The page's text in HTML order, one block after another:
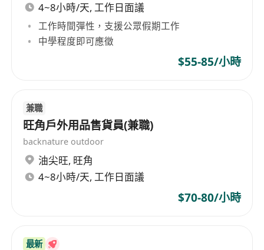
4~8小時/天, 工作日面議
工作時間彈性，支援公眾假期工作
中學程度即可應徵
$55-85/小時
兼職
旺角戶外用品售貨員(兼職)
backnature outdoor
油尖旺, 旺角
4~8小時/天, 工作日面議
$70-80/小時
最新